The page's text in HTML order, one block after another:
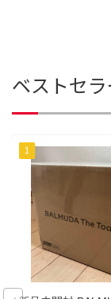
ベストセ